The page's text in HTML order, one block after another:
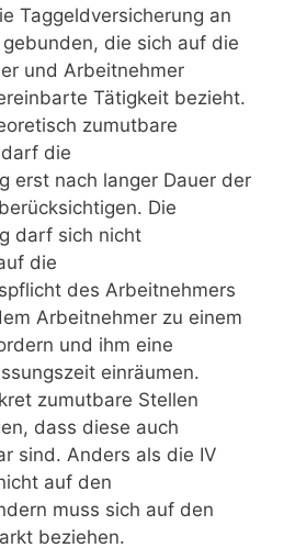
Taggeldversicherung an
die sich auf die
und Arbeitnehmer
Tätigkeit bezieht.
zumutbare
die
erst nach langer Dauer der
Die
darf sich nicht
die
des Arbeitnehmers
Arbeitnehmer zu einem
und ihm eine
einräumen.
zumutbare Stellen
dass diese auch
sind. Anders als die IV
auf den
muss sich auf den
beziehen.